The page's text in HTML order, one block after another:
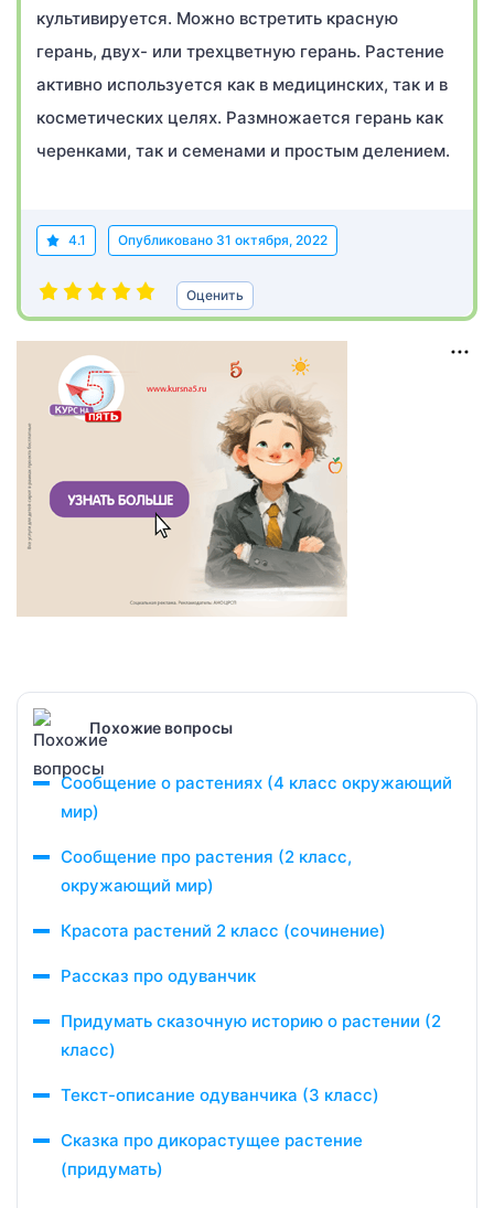
культивируется. Можно встретить красную
герань, двух- или трехцветную герань. Растение
активно используется как в медицинских, так и в
косметических целях. Размножается герань как
черенками, так и семенами и простым делением.
4.1 Опубликовано 31 октября, 2022
Оценить
Похожие вопросы
Сообщение о растениях (4 класс окружающий
мир)
Сообщение про растения (2 класс,
окружающий мир)
Красота растений 2 класс (сочинение)
Рассказ про одуванчик
Придумать сказочную историю о растении (2
класс)
Текст-описание одуванчика (3 класс)
Сказка про дикорастущее растение
(придумать)